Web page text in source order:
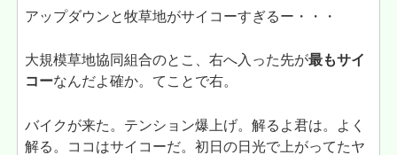
アップダウンと牧草地がサイコーすぎるー・・・
大規模草地協同組合のとこ、右へ入った先が最もサイ
コーなんだよ確か。てことで右。
バイクが来た。テンション爆上げ。解るよ君は。よく
解る。ココはサイコーだ。初日の日光で上がってたヤ